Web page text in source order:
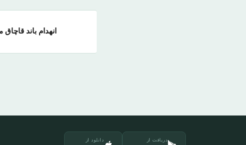
انهدام باند
دریافت از دانلود از